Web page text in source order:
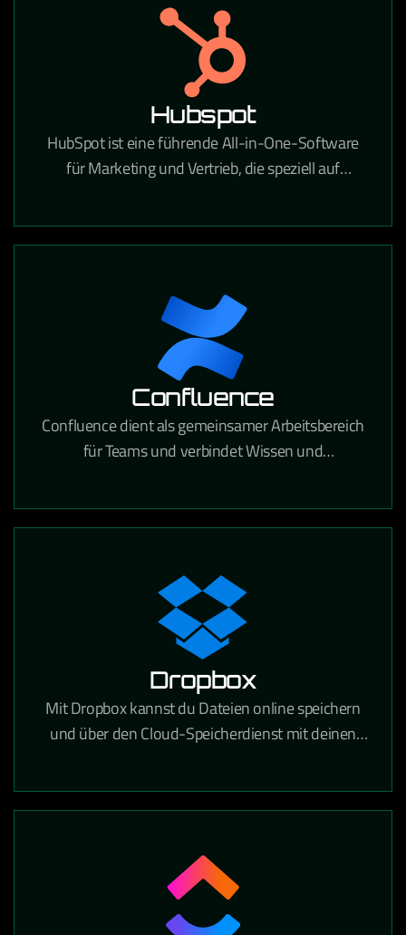
Hubspot
HubSpot ist eine führende All-in-One-Software
für Marketing und Vertrieb, die speziell auf
vieles mehr zugeschnitten ist. Sie ist
klaren Überblick über Ihren gesamten
Vertriebszyklus.
Confluence
Confluence dient als gemeinsamer Arbeitsbereich
für Teams und verbindet Wissen und
verschiedene Projekte oder Ideen entwickeln,
Dropbox
Mit Dropbox kannst du Dateien online speichern
und über den Cloud-Speicherdienst mit deinen
und die Sicherheit von Dropbox.